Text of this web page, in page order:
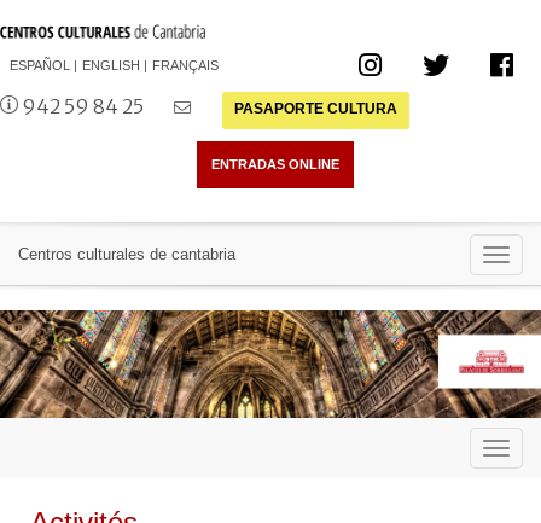
ESPAÑOL ENGLISH FRANÇAIS
942 59 84 25 PASAPORTE CULTURA
Centros culturales de cantabria